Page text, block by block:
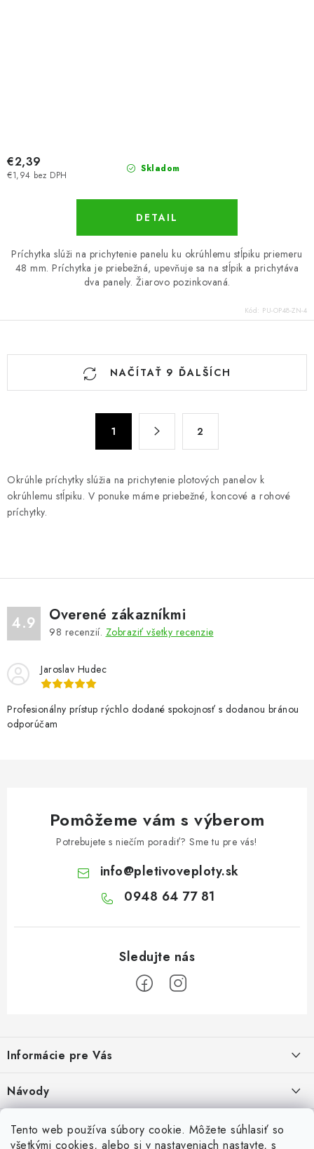
Tento web používa súbory cookie. Môžete súhlasiť so
všetkými cookies, alebo si v nastaveniach nastavte, s
Skladom
€1,94 bez DPH
€2,39
DETAIL
Príchytka slúži na prichytenie panelu ku okrúhlemu stĺpiku priemeru
48 mm. Príchytka je priebežná, upevňuje sa na stĺpik a prichytáva
dva panely. Žiarovo pozinkovaná.
Kód: PU-OP48-ZN-4
O
c
i
e
k
v
ý
i
s
u
NAČÍTAŤ 9 ĎALŠÍCH
á
n
k
o
e
1 2
Okrúhle príchytky slúžia na prichytenie plotových panelov k
okrúhlemu stĺpiku. V ponuke máme priebežné, koncové a rohové
príchytky.
4.9 Overené zákazníkmi
98 recenzií. Zobraziť všetky recenzie
Jaroslav Hudec
Profesionálny prístup rýchlo dodané spokojnosť s dodanou bránou
odporúčam
Pomôžeme vám s výberom
Potrebujete s niečím poradiť? Sme tu pre vás!
info@pletivoveploty.sk
0948 64 77 81
p
ä
t
Informácie pre Vás
Návody
10.9.2024
Overené zákazníkmi